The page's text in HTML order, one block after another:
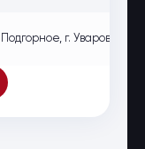
Подгорное, г. Уварово,